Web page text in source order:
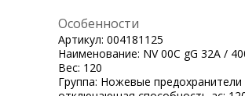
Особенности
Артикул: 004181125
Наименование: NV 00C gG 32A /
Вес: 120
Группа: Ножевые предохранители